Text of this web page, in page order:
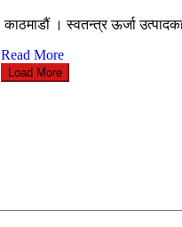
काठमाडौं । स्वतन्त्र ऊर्जा
Read More
Load More